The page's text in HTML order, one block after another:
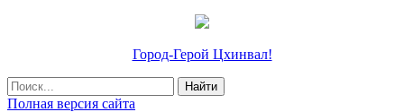
Город-Герой Цхинвал!
Найти
Полная версия сайта